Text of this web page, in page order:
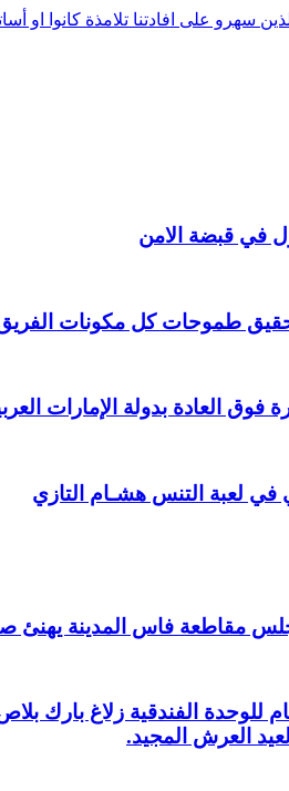
سهرو على افادتنا تلامذة كانوا او
في قبضة الامن
طموحات كل مكونات
العادة بدولة الإمارات
في لعبة التنس هشـام التازي
فاس المدينة يهنئ صاحب الجلالة
للوحدة الفندقية زلاغ
العرش المجيد.